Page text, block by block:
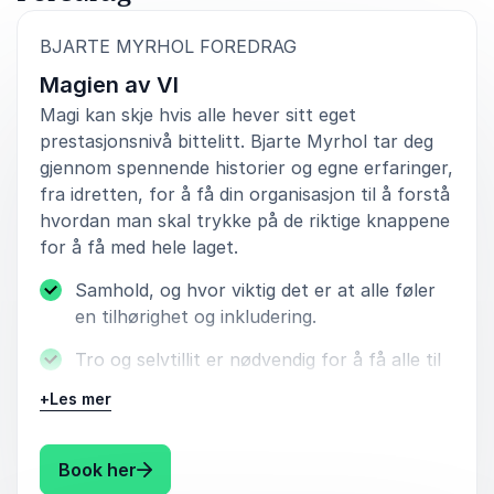
BJARTE MYRHOL FOREDRAG
Magien av VI
Magi kan skje hvis alle hever sitt eget
prestasjonsnivå bittelitt. Bjarte Myrhol tar deg
gjennom spennende historier og egne erfaringer,
fra idretten, for å få din organisasjon til å forstå
hvordan man skal trykke på de riktige knappene
for å få med hele laget.
Samhold, og hvor viktig det er at alle føler
en tilhørighet og inkludering.
Tro og selvtillit er nødvendig for å få alle til
motivasjonen, er viktig når man skal
prestere jevnlig. Alle arbeidsoppgaver er på
+Les mer
Book her: Bjarte Myrhol Magien av VI